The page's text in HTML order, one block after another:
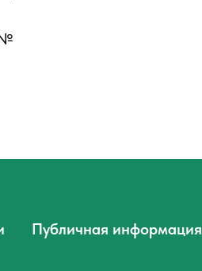
№
Публичная информация